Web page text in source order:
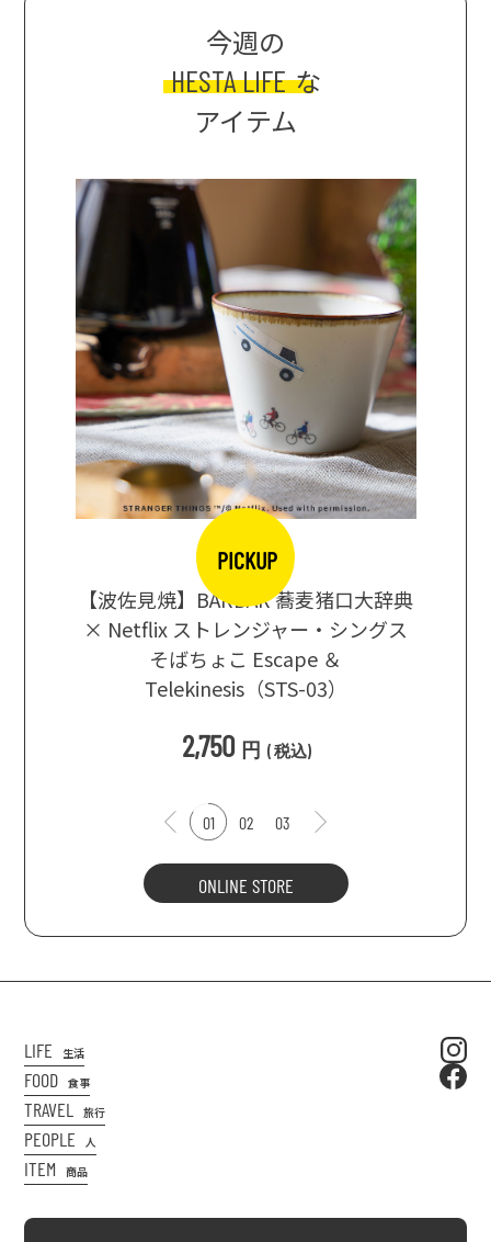
今週の
HESTA LIFE な
アイテム
PICKUP
【波佐見焼】BARBAR 蕎麦猪口大辞典
× Netflix ストレンジャー・シングス
そばちょこ Escape ＆
Telekinesis（STS-03）
2,750 円 (税込)
01 02 03
ONLINE STORE
LIFE 生活
FOOD 食事
TRAVEL 旅行
PEOPLE 人
ITEM 商品